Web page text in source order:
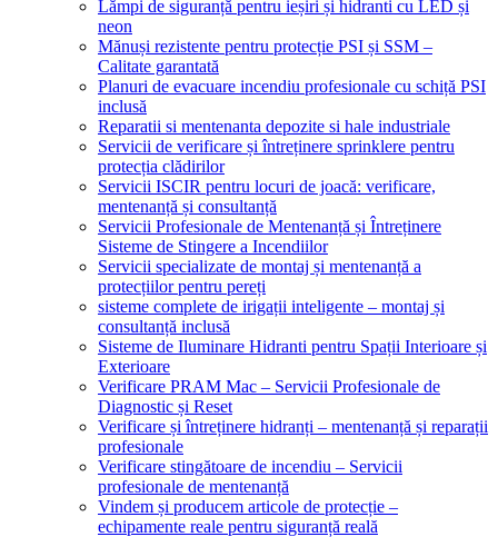
Lămpi de siguranță pentru ieșiri și hidranti cu LED și
neon
Mănuși rezistente pentru protecție PSI și SSM –
Calitate garantată
Planuri de evacuare incendiu profesionale cu schiță PSI
inclusă
Reparatii si mentenanta depozite si hale industriale
Servicii de verificare și întreținere sprinklere pentru
protecția clădirilor
Servicii ISCIR pentru locuri de joacă: verificare,
mentenanță și consultanță
Servicii Profesionale de Mentenanță și Întreținere
Sisteme de Stingere a Incendiilor
Servicii specializate de montaj și mentenanță a
protecțiilor pentru pereți
sisteme complete de irigații inteligente – montaj și
consultanță inclusă
Sisteme de Iluminare Hidranti pentru Spații Interioare și
Exterioare
Verificare PRAM Mac – Servicii Profesionale de
Diagnostic și Reset
Verificare și întreținere hidranți – mentenanță și reparații
profesionale
Verificare stingătoare de incendiu – Servicii
profesionale de mentenanță
Vindem și producem articole de protecție –
echipamente reale pentru siguranță reală